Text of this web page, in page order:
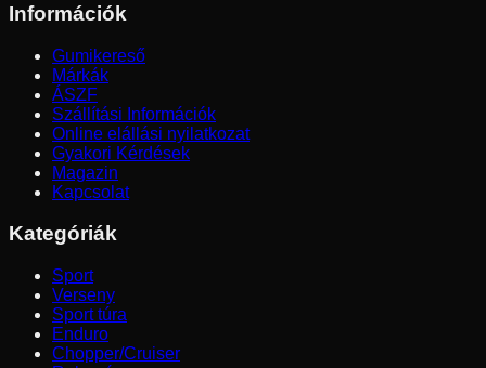
Információk
Gumikereső
Márkák
ÁSZF
Szállítási Információk
Online elállási nyilatkozat
Gyakori Kérdések
Magazin
Kapcsolat
Kategóriák
Sport
Verseny
Sport túra
Enduro
Chopper/Cruiser